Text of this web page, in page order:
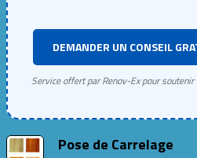
DEMANDER UN CONSEIL
Service offert par Renov-Ex pour
Pose de Carrelage